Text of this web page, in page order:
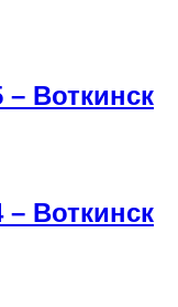
Воткинск
Воткинск